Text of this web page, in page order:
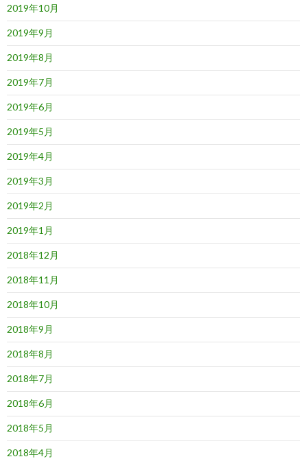
2019年10月
2019年9月
2019年8月
2019年7月
2019年6月
2019年5月
2019年4月
2019年3月
2019年2月
2019年1月
2018年12月
2018年11月
2018年10月
2018年9月
2018年8月
2018年7月
2018年6月
2018年5月
2018年4月